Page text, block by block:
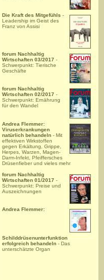
Die Kraft des Mitgefühls -
Leadership im Geist des
Franz von Assisi
forum Nachhaltig
Wirtschaften 03/2017 -
Schwerpunkt: Tierische
Geschäfte
forum Nachhaltig
Wirtschaften 02/2017 -
Schwerpunkt: Ernährung
für den Wandel
Andrea Flemmer:
Viruserkrankungen
natürlich behandeln - Mit
effektiven Wirkstoffen
gegen Erkältung, Grippe,
Herpes, Warzen, Magen-
Darm-Infekt, Pfeiffersches
Drüsenfieber und vieles mehr
forum Nachhaltig
Wirtschaften 01/2017 -
Schwerpunkt: Preise und
Auszeichnungen
Andrea Flemmer:
Schilddrüsenunterfunktion
erfolgreich behandeln - Das
unterschätzte Organ